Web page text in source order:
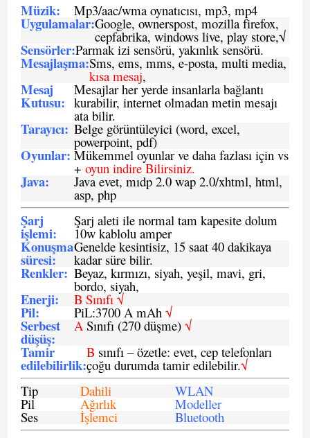
Müzik: Mp3/aac/wma oynatıcısı, mp3, mp4
Uygulamalar:Google, ownerspost, mozilla firefox,
cepfabrika, windows live, play store,√
Sensörler:Parmak izi sensörü, yakınlık sensörü.
Mesajlaşma:Sms, ems, mms, e-posta, multi media,
kısa mesaj,
Mesaj
Kutusu:
Mesajlar her yerde insanlarla bağlantı
kurabilir, internet olmadan metin mesajı
ata bilir.
Tarayıcı: Belge görüntüleyici (word, excel,
powerpoint, pdf)
Oyunlar: Mükemmel oyunlar ve daha fazlası için vs
+ oyun indire Bilirsiniz.
Java: Java evet, mıdp 2.0 wap 2.0/xhtml, html,
asp, php
Şarj
işlemi:
Şarj aleti ile normal tam kapesite dolum
10w kablolu amper
Konuşma
süresi:
Genelde kesintisiz, 15 saat 40 dakikaya
kadar süre bilir.
Renkler: Beyaz, kırmızı, siyah, yeşil, mavi, gri,
bordo, siyah,
Enerji: B Sınıfı √
Pil: PiL:3700 A mAh √
Serbest
düşüş:
ASınıfı (270 düşme) √
Tamir
edilebilirlik:
B sınıfı – özetle: evet, cep telefonları
çoğu durumda tamir edilebilir.√
Tip
Dahili WLAN
Pil Ağırlık Modeller
Ses İşlemci Bluetooth